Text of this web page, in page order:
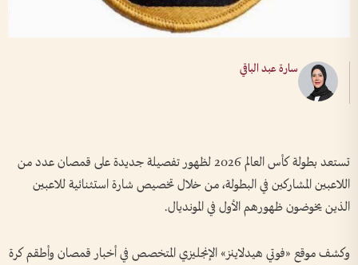
سارة عبد الباقي
تستعد بطولة كأس العالم 2026 لظهور تفصيلة جديدة على قمصان عدد من
اللاعبين المشاركين في البطولة، من خلال تخصيص شارة استثنائية للاعبين
الذين يخوضون ظهورهم الأول في المونديال.
وكشف موقع «فوتي هيدلاينز» الإنجليزي المتخصص في أخبار قمصان وأطقم كرة